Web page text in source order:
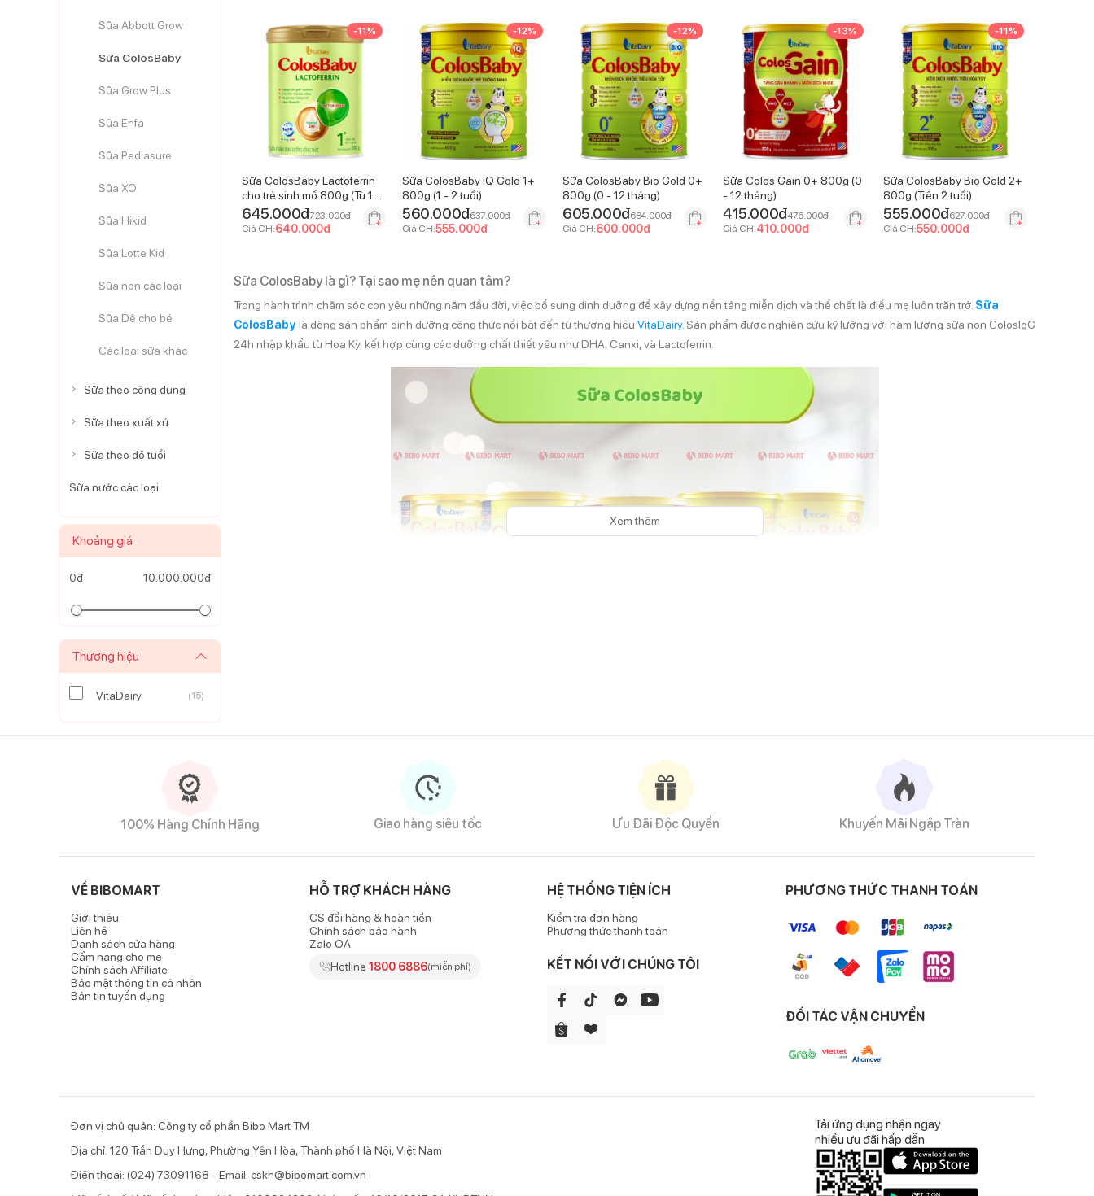
Sữa Abbott Grow
Sữa ColosBaby
Sữa Grow Plus
Sữa Enfa
Sữa Pediasure
Sữa XO
Sữa Hikid
Sữa Lotte Kid
Sữa non các loại
Sữa Dê cho bé
Các loại sữa khác
Sữa theo công dụng
Sữa theo xuất xứ
Sữa theo độ tuổi
Sữa nước các loại
Khoảng giá
0đ 10.000.000đ
Thương hiệu
VitaDairy (15)
-11%
Sữa ColosBaby Lactoferrin
cho trẻ sinh mổ 800g (Từ 1
-2 tuổi)
645.000đ723.000đ
Giá CH:640.000đ
-12%
Sữa ColosBaby IQ Gold 1+
800g (1 - 2 tuổi)
560.000đ637.000đ
Giá CH:555.000đ
-12%
Sữa ColosBaby Bio Gold 0+
800g (0 - 12 tháng)
605.000đ684.000đ
Giá CH:600.000đ
-13%
Sữa Colos Gain 0+ 800g (0
- 12 tháng)
415.000đ476.000đ
Giá CH:410.000đ
-11%
Sữa ColosBaby Bio Gold 2+
800g (Trên 2 tuổi)
555.000đ627.000đ
Giá CH:550.000đ
Sữa ColosBaby là gì? Tại sao mẹ nên quan tâm?
Trong hành trình chăm sóc con yêu những năm đầu đời, việc bổ sung dinh dưỡng để xây dựng nền tảng miễn dịch và thể chất là điều mẹ luôn trăn trở. Sữa
ColosBaby là dòng sản phẩm dinh dưỡng công thức nổi bật đến từ thương hiệu VitaDairy. Sản phẩm được nghiên cứu kỹ lưỡng với hàm lượng sữa non ColosIgG
24h nhập khẩu từ Hoa Kỳ, kết hợp cùng các dưỡng chất thiết yếu như DHA, Canxi, và Lactoferrin.
Các loại sản phẩm phổ biến trong danh mục Sữa ColosBaby
Xem thêm
100% Hàng Chính Hãng Giao hàng siêu tốc Ưu Đãi Độc Quyền Khuyến Mãi Ngập Tràn
VỀ BIBOMART
Giới thiệu
Liên hệ
Danh sách cửa hàng
Cẩm nang cho mẹ
Chính sách Affiliate
Bảo mật thông tin cá nhân
Bản tin tuyển dụng
HỖ TRỢ KHÁCH HÀNG
CS đổi hàng & hoàn tiền
Chính sách bảo hành
Zalo OA
Hotline 1800 6886(miễn phí)
HỆ THỐNG TIỆN ÍCH
Kiểm tra đơn hàng
Phương thức thanh toán
KẾT NỐI VỚI CHÚNG TÔI
PHƯƠNG THỨC THANH TOÁN
ĐỐI TÁC VẬN CHUYỂN
Đơn vị chủ quản: Công ty cổ phần Bibo Mart TM
Địa chỉ: 120 Trần Duy Hưng, Phường Yên Hòa, Thành phố Hà Nội, Việt Nam
Điện thoại: (024) 73091168 - Email: cskh@bibomart.com.vn
Tải ứng dụng nhận ngay
nhiều ưu đãi hấp dẫn